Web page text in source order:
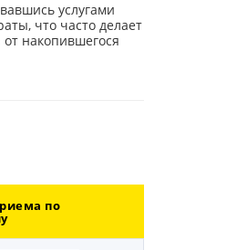
услугами
что часто делает
накопившегося
по